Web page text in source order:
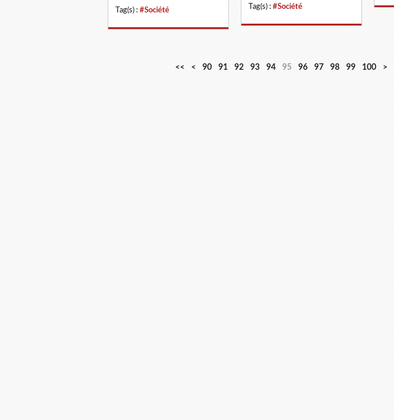
Tag(s) : #Société Tag(s) : #Société
<< <
1
2
3
4
5
6
7
8
90 91 92 93 94 95 96 97 98 99 100 >